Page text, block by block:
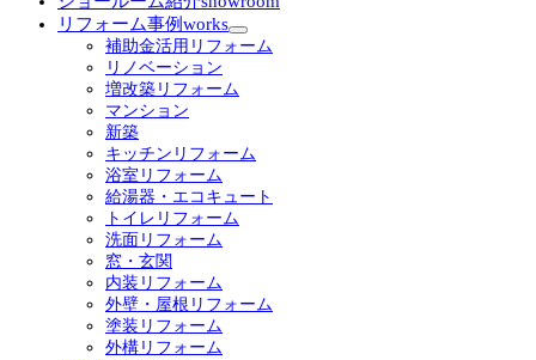
展
開
リフォーム事例works
サ
ー
補助金活用リフォーム
リノベーション
増改築リフォーム
マンション
新築
キッチンリフォーム
浴室リフォーム
給湯器・エコキュート
トイレリフォーム
洗面リフォーム
窓・玄関
内装リフォーム
外壁・屋根リフォーム
塗装リフォーム
外構リフォーム